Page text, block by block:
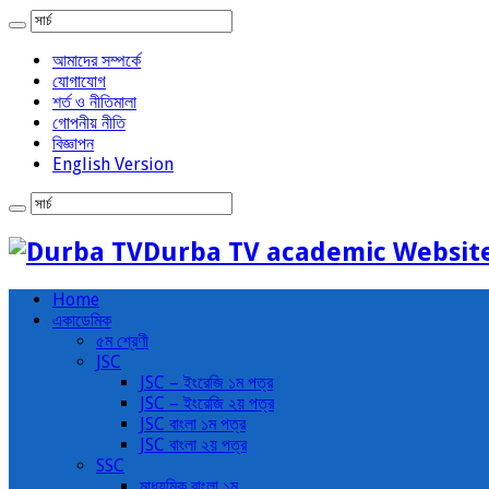
আমাদের সম্পর্কে
যোগাযোগ
শর্ত ও নীতিমালা
গোপনীয় নীতি
বিজ্ঞাপন
English Version
Durba TV academic
Home
একাডেমিক
৫ম শ্রেণী
JSC
JSC – ইংরেজি ১ম পত্র
JSC – ইংরেজি ২য় পত্র
JSC বাংলা ১ম পত্র
JSC বাংলা ২য় পত্র
SSC